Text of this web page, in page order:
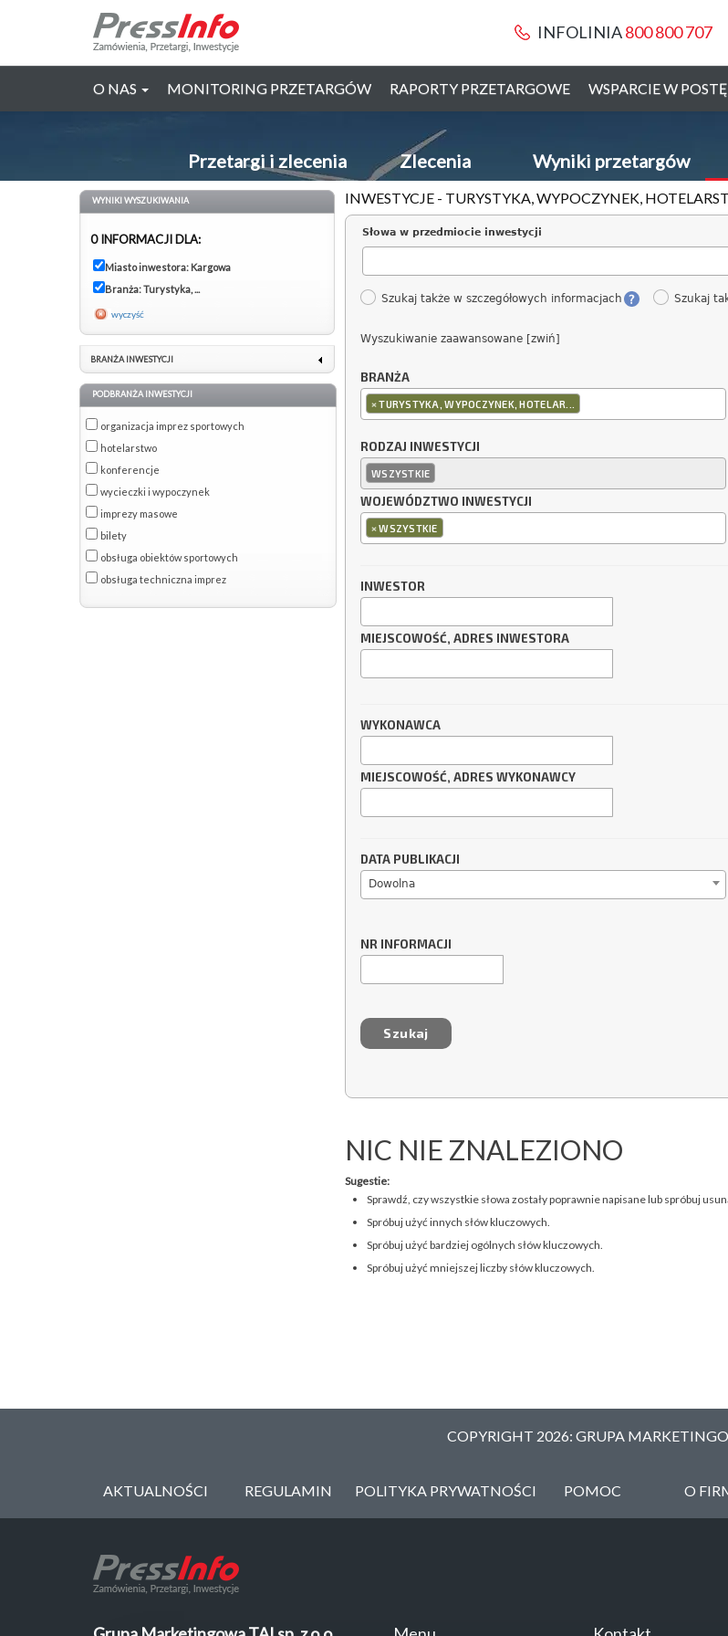
INFOLINIA800 800 707
O NAS MONITORING PRZETARGÓW RAPORTY PRZETARGOWE WSPARCIE W
Przetargi i zlecenia Zlecenia Wyniki przetargów
INWESTYCJE - TURYSTYKA, WYPOCZYNEK,
Słowa w przedmiocie inwestycji
Szukaj także w szczegółowych informacjach Szukaj
Wyszukiwanie zaawansowane [zwiń]
BRANŻA
×TURYSTYKA, WYPOCZYNEK, HOTELAR...
RODZAJ INWESTYCJI
WSZYSTKIE
WOJEWÓDZTWO INWESTYCJI
×WSZYSTKIE
INWESTOR
MIEJSCOWOŚĆ, ADRES INWESTORA
WYKONAWCA
MIEJSCOWOŚĆ, ADRES WYKONAWCY
DATA PUBLIKACJI
Dowolna
NR INFORMACJI
NIC NIE ZNALEZIONO
Sugestie:
Sprawdź, czy wszystkie słowa zostały poprawnie napisane lub spróbuj
Spróbuj użyć innych słów kluczowych.
Spróbuj użyć bardziej ogólnych słów kluczowych.
Spróbuj użyć mniejszej liczby słów kluczowych.
WYNIKI WYSZUKIWANIA
0 INFORMACJI DLA:
Miasto inwestora: Kargowa
Branża: Turystyka, ...
wyczyść
BRANŻA INWESTYCJI
PODBRANŻA INWESTYCJI
organizacja imprez sportowych
hotelarstwo
konferencje
wycieczki i wypoczynek
imprezy masowe
bilety
obsługa obiektów sportowych
obsługa techniczna imprez
COPYRIGHT 2026: GRUPA
AKTUALNOŚCI REGULAMIN POLITYKA PRYWATNOŚCI POMOC O